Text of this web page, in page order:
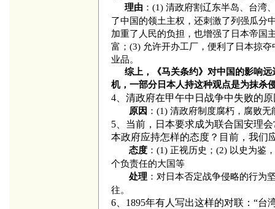
理由 ：(1) 清政府割辽东半岛、台湾
了中国的领土主权，还刺激了列强瓜分
加重了人民的负担，也增强了日本帝国
富；(3) 允许开办工厂，便利了日本掠
业品。
综上，《马关条约》对中国的影响
机，一部分日本人持这种观点是为抹杀
4、清政府在甲午中日战争中失败的
原因 ：(1) 清政府制度腐朽，腐败
5、当前，日本要求成为联合国安理
本政府应持怎样的态度？目前，我们
态度：(1) 正视历史；(2) 以史为鉴
个负责任的大国等
处理：对日本否定战争侵略的行为
往。
6、 1895年有人写出这样的对联：“台